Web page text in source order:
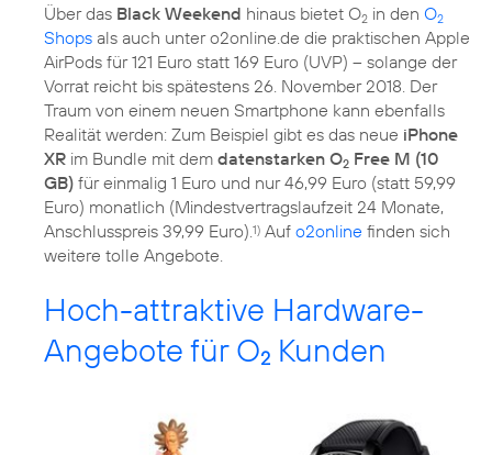
Über das Black Weekend hinaus bietet O2 in den O2
Shops als auch unter o2online.de die praktischen Apple
AirPods für 121 Euro statt 169 Euro (UVP) – solange der
Vorrat reicht bis spätestens 26. November 2018. Der
Traum von einem neuen Smartphone kann ebenfalls
Realität werden: Zum Beispiel gibt es das neue iPhone
XR im Bundle mit dem datenstarken O2 Free M (10
GB) für einmalig 1 Euro und nur 46,99 Euro (statt 59,99
Euro) monatlich (Mindestvertragslaufzeit 24 Monate,
Anschlusspreis 39,99 Euro). 1) Auf o2online finden sich
weitere tolle Angebote.
Hoch-attraktive Hardware-
Angebote für O2 Kunden